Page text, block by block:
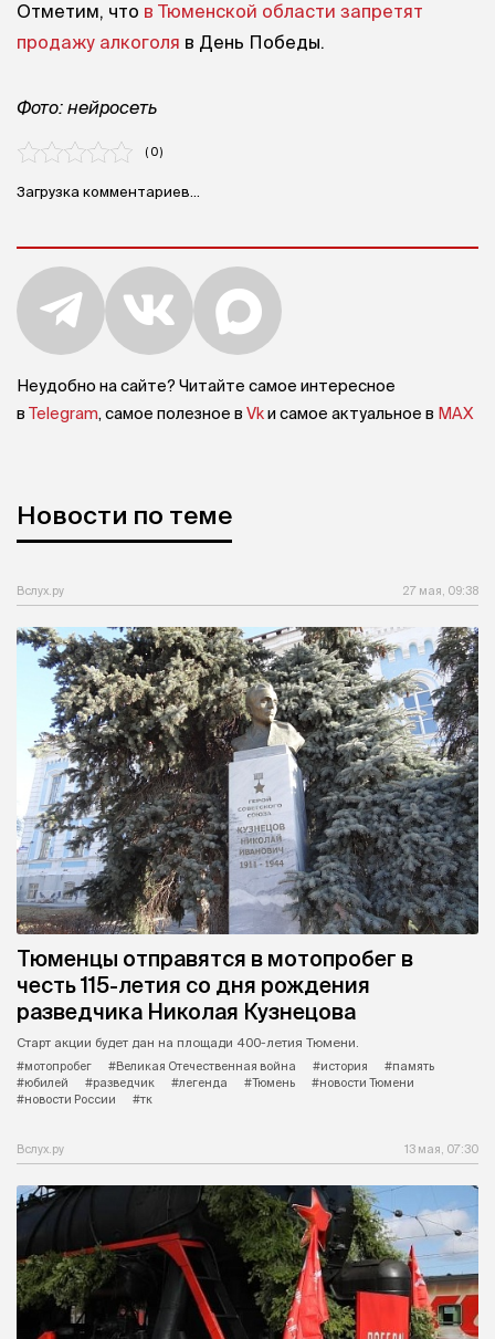
Отметим, что в Тюменской области запретят
продажу алкоголя в День Победы.
Фото: нейросеть
( 0 )
Загрузка комментариев...
Неудобно на сайте? Читайте самое интересное
в Telegram, самое полезное в Vkи самое актуальное в MAX
Новости по теме
Вслух.ру 27 мая, 09:38
Тюменцы отправятся в мотопробег в
честь 115-летия со дня рождения
разведчика Николая Кузнецова
Старт акции будет дан на площади 400-летия Тюмени.
#мотопробег
#Великая Отечественная война #история
#память
#юбилей
#разведчик #легенда #Тюмень
#новости Тюмени
#новости России
#тк
Вслух.ру 13 мая, 07:30